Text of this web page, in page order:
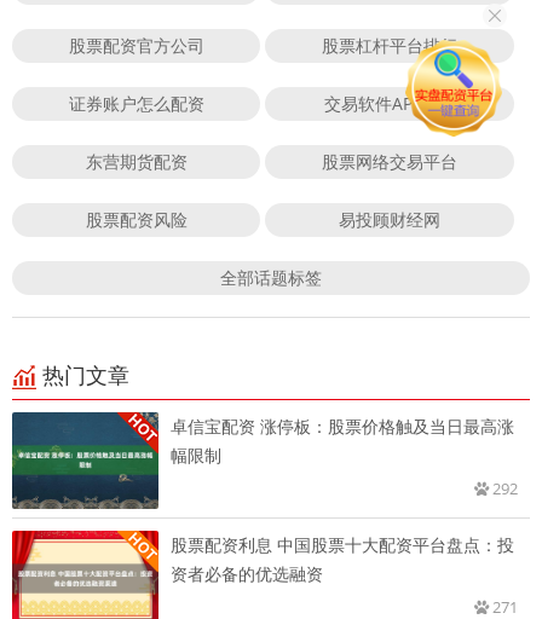
股票配资官方公司 股票杠杆平台排行
证券账户怎么配资 交易软件APP下载
东营期货配资 股票网络交易平台
股票配资风险 易投顾财经网
全部话题标签
热门文章
卓信宝配资 涨停板：股票价格触及当日最高涨
幅限制
292
股票配资利息 中国股票十大配资平台盘点：投
资者必备的优选融资
271